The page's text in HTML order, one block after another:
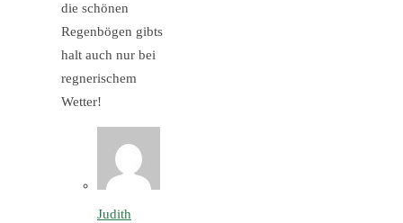
die schönen
Regenbögen gibts
halt auch nur bei
regnerischem
Wetter!
Judith